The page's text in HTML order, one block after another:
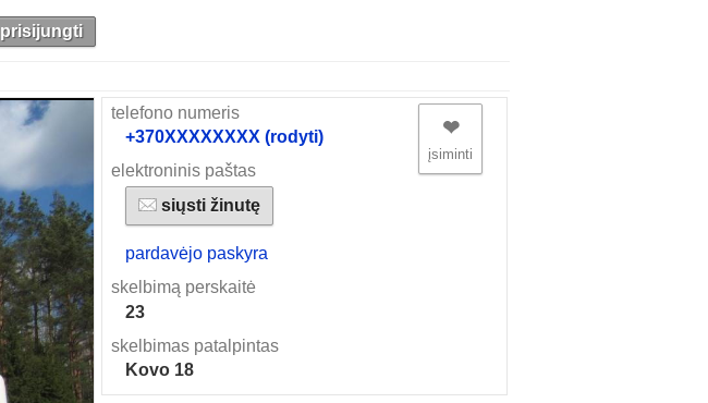
prisijungti
telefono numeris
+370XXXXXXXX (rodyti)
elektroninis paštas
siųsti žinutę
pardavėjo paskyra
skelbimą perskaitė
23
skelbimas patalpintas
Kovo 18
❤︎
įsiminti